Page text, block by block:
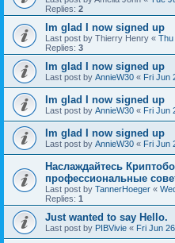
Replies: 2
Im glad I now signed up
Last post by Thierry Henry « Thu
Replies: 3
Im glad I now signed up
Last post by AnnieW30 « Fri Jun
Im glad I now signed up
Last post by AnnieW30 « Fri Jun
Im glad I now signed up
Last post by AnnieW30 « Fri Jun
Наслаждайтесь
профессиональные
Last post by TannerHoeger «
Replies: 1
Just wanted to say Hello.
Last post by PIBVivie « Fri Jun